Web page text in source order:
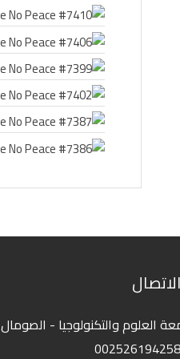
العلوم والتكنولوجيا - الصومال